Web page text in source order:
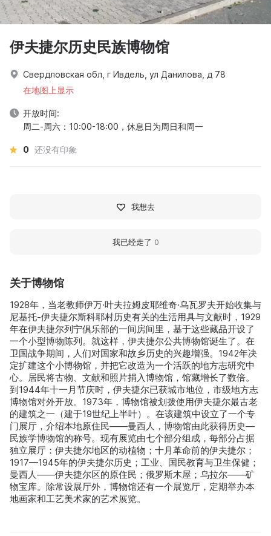
关于博物馆
1928年，当老教师伊万·叶夫拉姆皮耶维奇·乌瓦罗夫开始收集与
尼基托-伊夫捷尔斯科耶村历史有关的生活用具与文献时，1929
年在伊夫捷尔列宁俱乐部的一间房间里，基于这些藏品开设了
一个小型博物陈列。就这样，伊夫捷尔公共博物馆诞生了。在
卫国战争期间，人们对国家和故乡历史的兴趣增强。1942年决
定扩建这个小博物馆，并把它改造为一个活跃的地方志研究中
心。居民将古物、文献和照片捐入博物馆，馆藏增长了数倍。
到1944年十一月节庆时，伊夫捷尔已获城市地位，市级地方志
博物馆对外开放。1973年，博物馆被划拨使用伊夫捷尔最古老
的建筑之一（建于19世纪上半叶）。在该建筑中设立了一个专
门展厅，介绍本地原住民——曼西人，博物馆由此获得历史—
民族学博物馆的称号。现有展览由七个部分组成，每部分占据
独立展厅：伊夫捷尔地区的动植物；十月革命前的伊夫捷尔；
1917—1945年的伊夫捷尔历史；工业、国民教育与卫生保健；
曼西人——伊夫捷尔区的原住民；俄罗斯木屋；乌拉尔——矿
物宝库。除常设展厅外，博物馆还有一个展览厅，定期举办本
地画家和工艺美术家的艺术展览。
伊夫捷尔历史民族博物馆
Свердловская обл, г Ивдель, ул Данилова, д 78
在地图上显示
开放时间:
周二-周六：10:00-18:00，休息日为周日和周一
0 还没有印象
我想去
我已经走了 0